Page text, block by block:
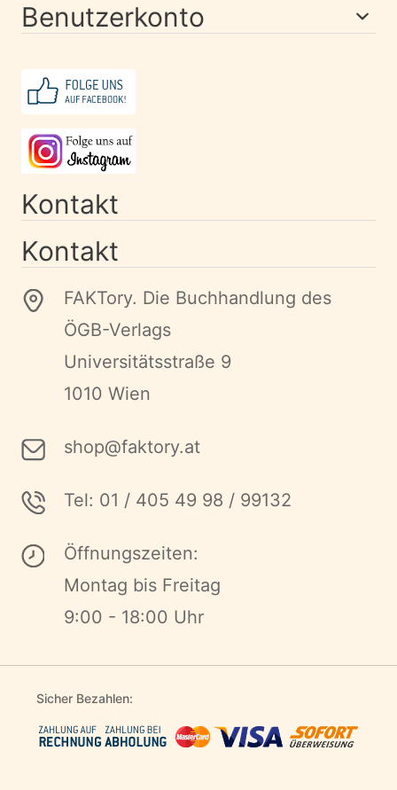
Benutzerkonto
Kontakt
Kontakt
FAKTory. Die Buchhandlung des
ÖGB-Verlags
Universitätsstraße 9
1010 Wien
shop@faktory.at
Tel: 01 / 405 49 98 / 99132
Öffnungszeiten:
Montag bis Freitag
9:00 - 18:00 Uhr
Sicher Bezahlen: